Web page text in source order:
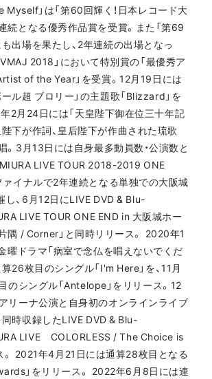
Myself」は「第60回輝く！日本レコード大
続となる優秀作品賞を受賞。また「第69
出場を果たし、2年連続の出場となっ
VMAJ 2018」において特別賞の「最優秀ア
of the Year」を受賞。12月19日には
ル超 ブロリー」の主題歌「Blizzard」を
2月24日には「天皇陛下御在位三十年記
下が作詞、皇后陛下が作曲された琉歌
。3月13日には自身最多動員数・公演数と
LIVE TOUR 2018-2019 ONE
ァイナルで2年連続となる単独での大阪城
し、6月12日にLIVE DVD & Blu-
LIVE TOUR ONE END in 大阪城ホー
隅 / Corner」と同時リリース。 2020年1
曜ドラマ「病室で念仏を唱えないでくだ
26枚目のシングル「I'm Here」を、11月
のシングル「Antelope」をリリース。12
リーナ公演と自身初のオンラインライブ
時収録したLIVE DVD & Blu-
LIVE COLORLESS / The Choice is
ス。 2021年4月21日には通算28枚目となる
」をリリース。 2022年6月8日には連